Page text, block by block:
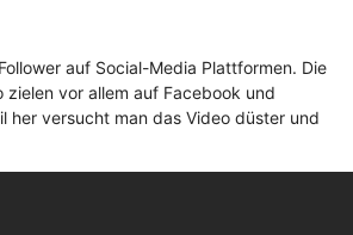
auf Social-Media Plattformen. Die
zielen vor allem auf Facebook und
her versucht man das Video düster und